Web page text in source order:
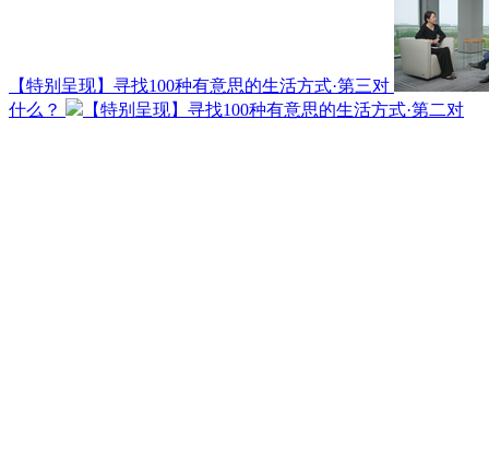
【特别呈现】寻找100种有意思的生活方式·第三对
什么？
【特别呈现】寻找100种有意思的生活方式·第二对